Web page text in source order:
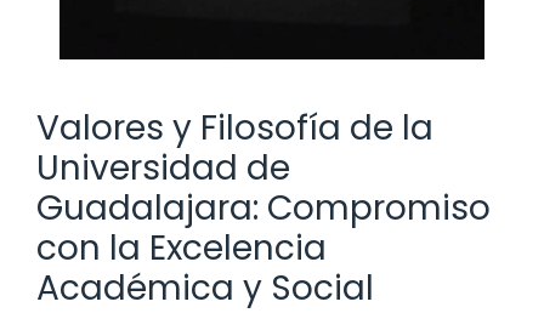
Valores y Filosofía de la
Universidad de
Guadalajara: Compromiso
con la Excelencia
Académica y Social